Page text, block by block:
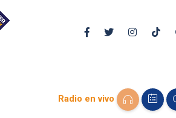
Radio en vivo